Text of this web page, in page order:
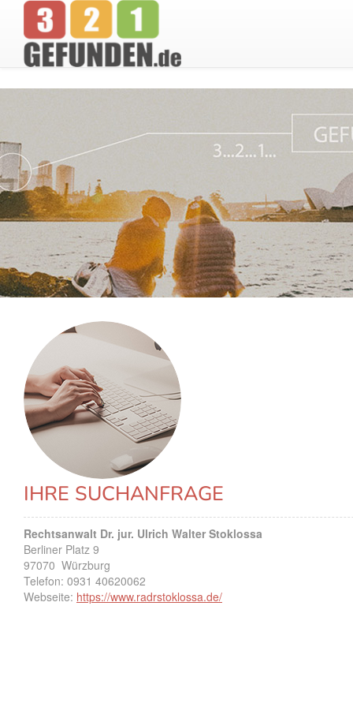
IHRE SUCHANFRAGE
Rechtsanwalt Dr. jur. Ulrich Walter Stoklossa
Berliner Platz 9
97070 Würzburg
Telefon: 0931 40620062
Webseite: https://www.radrstoklossa.de/